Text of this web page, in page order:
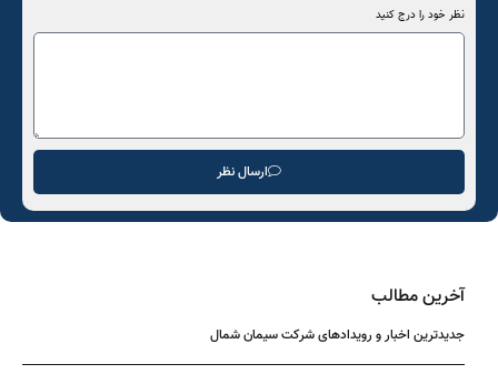
نظر خود را درج کنید
ارسال نظر
آخرین مطالب
جدیدترین اخبار و رویدادهای شرکت سیمان شمال